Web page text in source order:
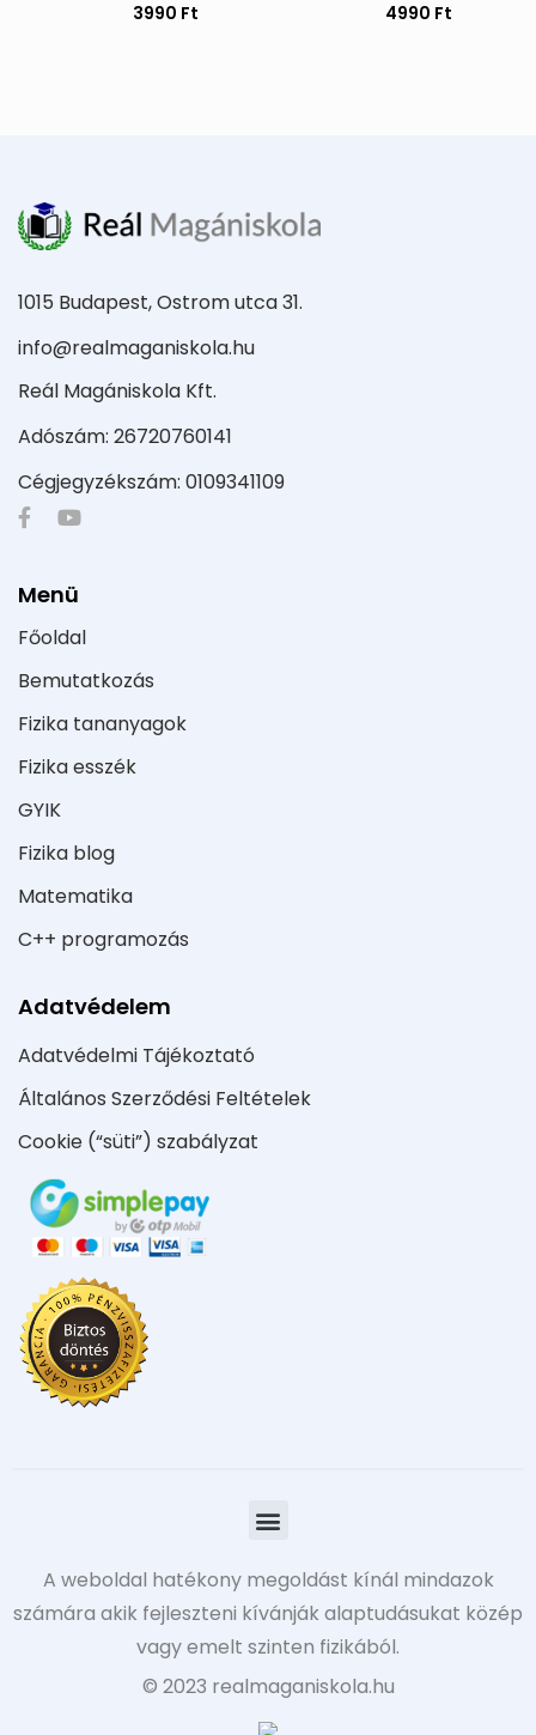
3990 Ft 4990 Ft
1015 Budapest, Ostrom utca 31.
info@realmaganiskola.hu
Reál Magániskola Kft.
Adószám: 26720760141
Cégjegyzékszám: 0109341109
Menü
Főoldal
Bemutatkozás
Fizika tananyagok
Fizika esszék
GYIK
Fizika blog
Matematika
C++ programozás
Adatvédelem
Adatvédelmi Tájékoztató
Általános Szerződési Feltételek
Cookie (“süti”) szabályzat
A weboldal hatékony megoldást kínál mindazok
számára akik fejleszteni kívánják alaptudásukat közép
vagy emelt szinten fizikából.
© 2023 realmaganiskola.hu​